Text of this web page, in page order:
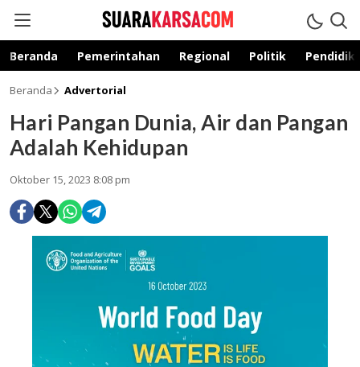
suarakarsa.com
Informasi terpercaya
Beranda Pemerintahan Regional Politik
Beranda Advertorial
Hari Pangan Dunia, Air dan Pangan
Adalah Kehidupan
Oktober 15, 2023 8:08 pm